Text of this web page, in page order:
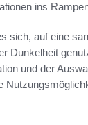
ins
sich, auf eine
Dunkelheit
und der